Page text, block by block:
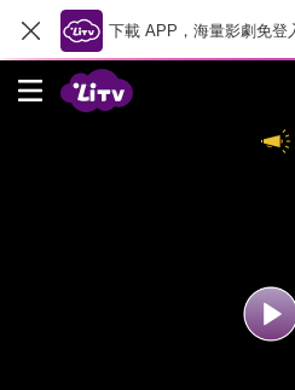
下載 APP，海量影劇免登